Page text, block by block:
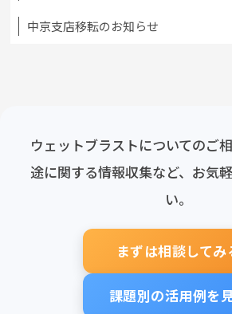
中京支店移転のお知らせ
ウェットブラストについてのご
途に関する情報収集など、お気
い。
まずは相談してみ
課題別の活用例を